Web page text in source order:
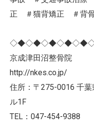
正 ＃猫背矯正 ＃背
京成津田沼整骨院
http://nkes.co.jp/
住所：〒275-0016 千
ル1F
TEL：047-454-9388